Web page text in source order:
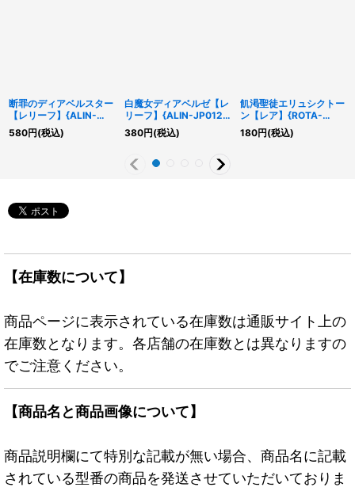
断罪のディアベルスター
【レリーフ】{ALIN-
JP011}《モンスター》
580円(税込)
白魔女ディアベルゼ【レ
リーフ】{ALIN-JP012}
《モンスター》
380円(税込)
飢渇聖徒エリュシクトー
ン【レア】{ROTA-
JP032}《融合》
180円(税込)
【在庫数について】
商品ページに表示されている在庫数は通販サイト上の
在庫数となります。各店舗の在庫数とは異なりますの
でご注意ください。
【商品名と商品画像について】
商品説明欄にて特別な記載が無い場合、商品名に記載
されている型番の商品を発送させていただいておりま